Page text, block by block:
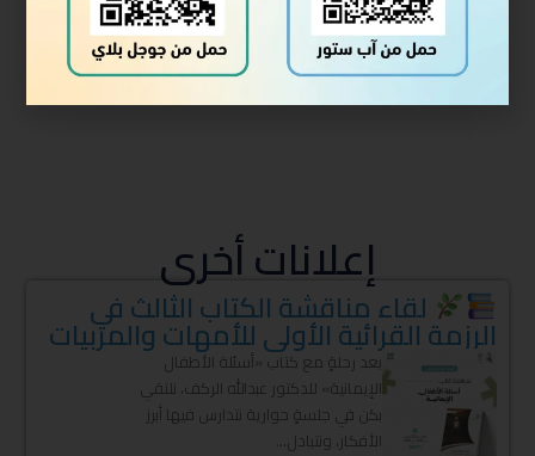
نشر الاعلان:
إعلانات أخرى
لقاء مناقشة الكتاب الثالث في
الرزمة القرائية الأولى للأمهات والمربيات
بعد رحلةٍ مع كتاب «أسئلة الأطفال
الإيمانية» للدكتور عبدالله الركف، نلتقي
بكن في جلسةٍ حوارية نتدارس فيها أبرز
الأفكار، ونتبادل...